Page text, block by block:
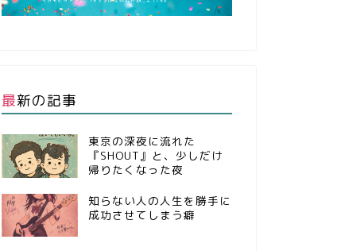
最新の記事
東京の深夜に流れた
『SHOUT』と、少しだけ
帰りたくなった夜
知らない人の人生を勝手に
成功させてしまう癖